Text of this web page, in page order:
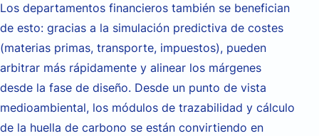
Los departamentos financieros también se benefician
de esto: gracias a la simulación predictiva de costes
(materias primas, transporte, impuestos), pueden
arbitrar más rápidamente y alinear los márgenes
desde la fase de diseño. Desde un punto de vista
medioambiental, los módulos de trazabilidad y cálculo
de la huella de carbono se están convirtiendo en